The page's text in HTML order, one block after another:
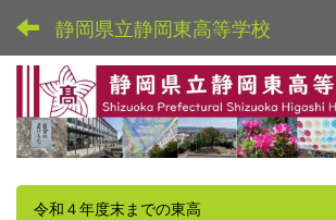
静岡県立静岡東高等学校
令和４年度末までの東高